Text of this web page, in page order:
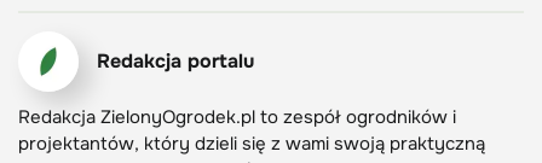
Redakcja portalu
Redakcja ZielonyOgrodek.pl to zespół ogrodników i
projektantów, który dzieli się z wami swoją praktyczną